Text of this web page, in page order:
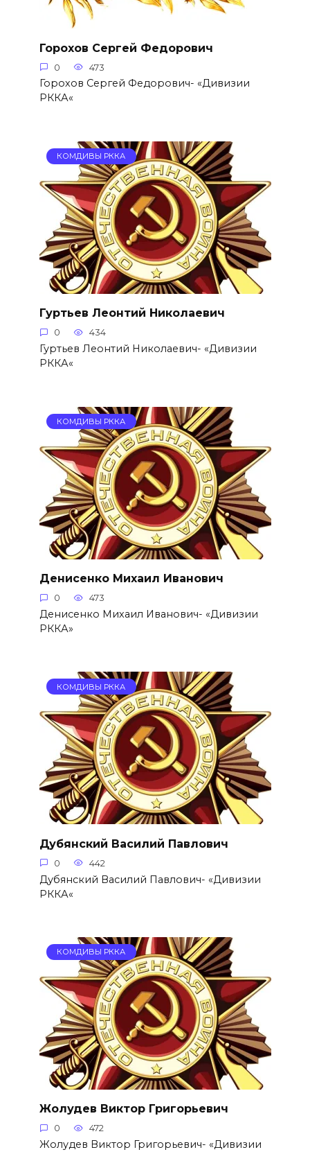
Горохов Сергей Федорович
0 473
Горохов Сергей Федорович- «Дивизии
РККА«
КОМДИВЫ РККА
Гуртьев Леонтий Николаевич
0 434
Гуртьев Леонтий Николаевич- «Дивизии
РККА«
КОМДИВЫ РККА
Денисенко Михаил Иванович
0 473
Денисенко Михаил Иванович- «Дивизии
РККА»
КОМДИВЫ РККА
Дубянский Василий Павлович
0 442
Дубянский Василий Павлович- «Дивизии
РККА«
КОМДИВЫ РККА
Жолудев Виктор Григорьевич
0 472
Жолудев Виктор Григорьевич- «Дивизии